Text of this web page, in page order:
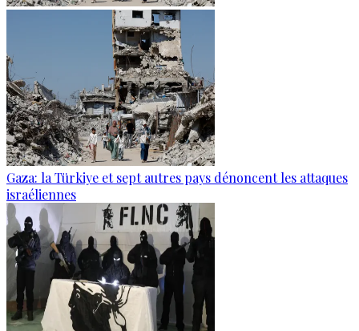
Gaza: la Türkiye et sept autres pays dénoncent les attaques
israéliennes